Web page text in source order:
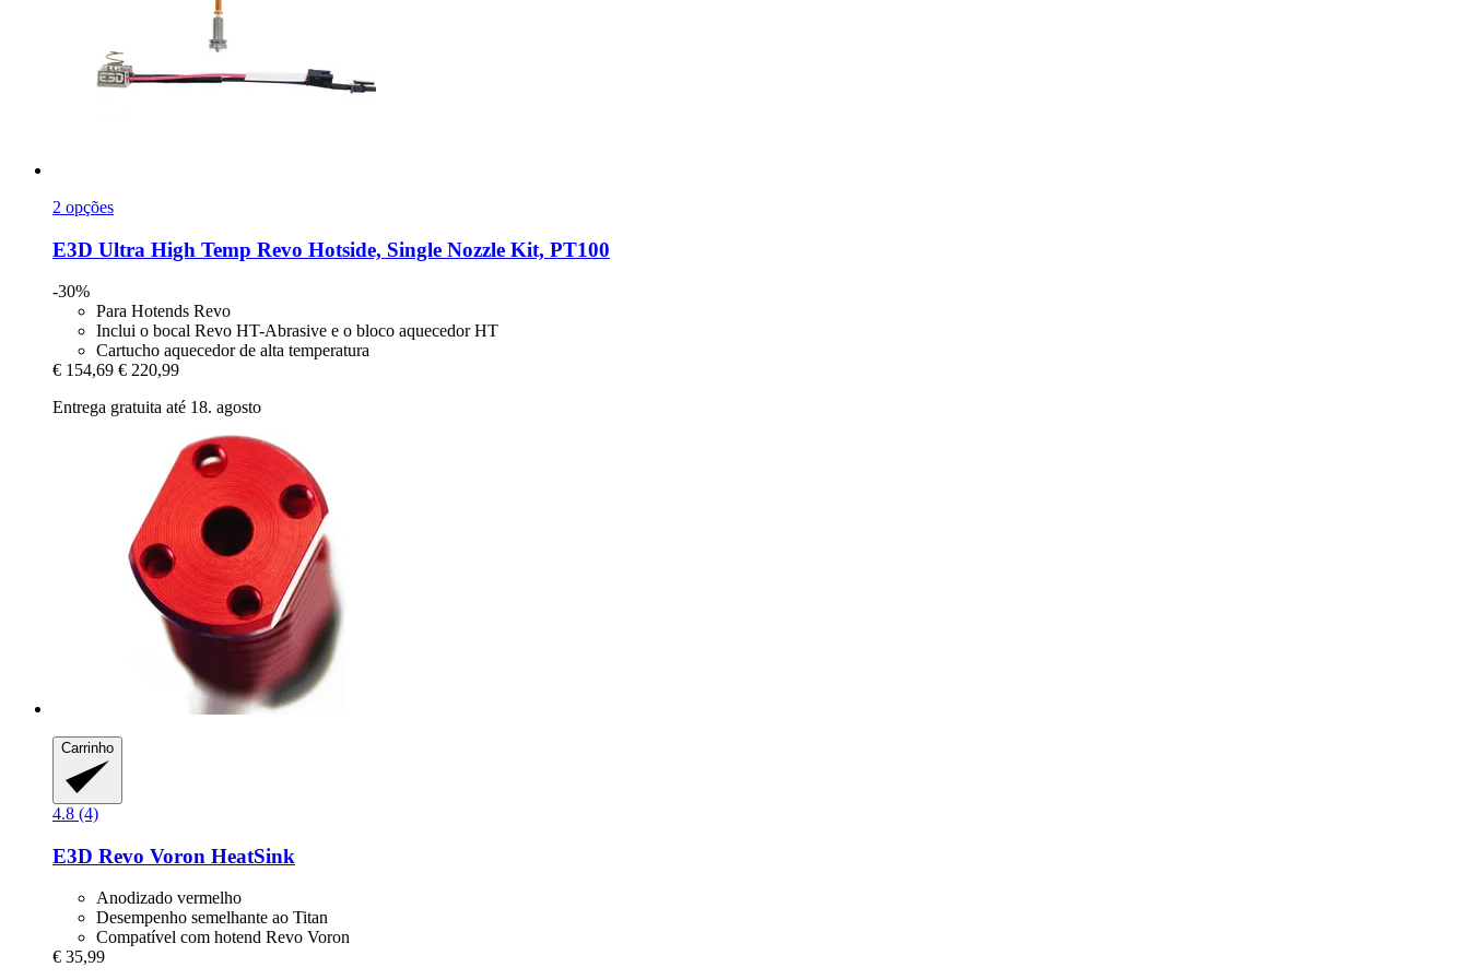
2 opções
E3D Ultra High Temp Revo Hotside, Single Nozzle Kit, PT100
-30%
Para Hotends Revo
Inclui o bocal Revo HT-Abrasive e o bloco aquecedor HT
Cartucho aquecedor de alta temperatura
€ 154,69 € 220,99
Entrega gratuita até 18. agosto
Carrinho
4.8 (4)
E3D Revo Voron HeatSink
Anodizado vermelho
Desempenho semelhante ao Titan
Compatível com hotend Revo Voron
€ 35,99